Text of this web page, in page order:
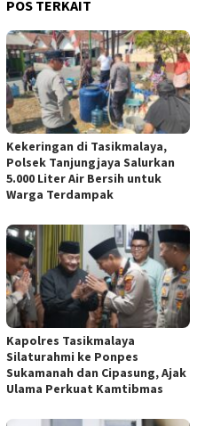
POS TERKAIT
Kekeringan di Tasikmalaya,
Polsek Tanjungjaya Salurkan
5.000 Liter Air Bersih untuk
Warga Terdampak
Kapolres Tasikmalaya
Silaturahmi ke Ponpes
Sukamanah dan Cipasung, Ajak
Ulama Perkuat Kamtibmas